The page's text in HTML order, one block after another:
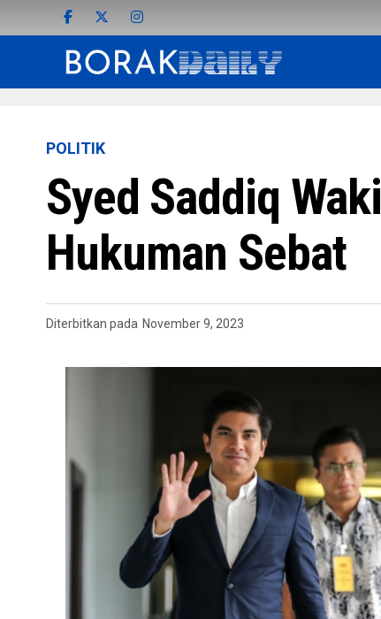
POLITIK
Syed Saddiq
Hukuman Sebat
Diterbitkan pada November 9, 2023